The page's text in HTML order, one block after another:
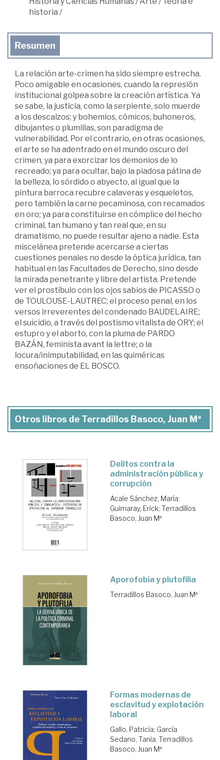
historia /
Resumen
La relación arte-crimen ha sido siempre estrecha.
Poco amigable en ocasiones, cuando la represión
institucional golpea sobre la creación artística. Ya
se sabe, la justicia, como la serpiente, solo muerde
a los descalzos; y bohemios, cómicos, buhoneros,
dibujantes o plumillas, son paradigma de
vulnerabilidad. Por el contrario, en otras ocasiones,
el arte se ha adentrado en el mundo oscuro del
crimen, ya para exorcizar los demonios de lo
recreado; ya para ocultar, bajo la piadosa pátina de
la belleza, lo sórdido o abyecto, al igual que la
pintura barroca recubre calaveras y esqueletos,
pero también la carne pecaminosa, con recamados
en oro; ya para constituirse en cómplice del hecho
criminal, tan humano y tan real que, en su
dramatismo, no puede resultar ajeno a nadie. Esta
miscelánea pretende acercarse a ciertas
cuestiones penales no desde la óptica jurídica, tan
habitual en las Facultades de Derecho, sino desde
la mirada penetrante y libre del artista. Pretende
ver el prostíbulo con los ojos sabios de PICASSO o
de TOULOUSE-LAUTREC; el proceso penal, en los
versos irreverentes del condenado BAUDELAIRE;
el suicidio, a través del postismo vitalista de ORY; el
estupro y el aborto, con la pluma de PARDO
BAZÁN, feminista avant la lettre; o la
locura/inimputabilidad, en las quiméricas
ensoñaciones de EL BOSCO.
Otros libros de Terradillos Basoco, Juan Mª
Delitos contra la
administración pública y
corrupción
Acale Sánchez, María;
Guimaray, Erick; Terradillos
Basoco, Juan Mª
Aporofobia y plutofilia
Terradillos Basoco, Juan Mª
Formas modernas de
esclavitud y explotación
laboral
Gallo, Patricia; García
Sedano, Tania; Terradillos
Basoco, Juan Mª